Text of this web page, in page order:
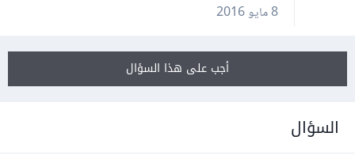
8 مايو 2016
أجب على هذا السؤال
السؤال